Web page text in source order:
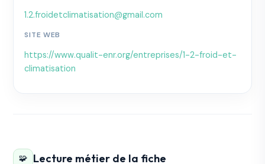
1.2.froidetclimatisation@gmail.com
SITE WEB
https://www.qualit-enr.org/entreprises/1-2-froid-et-
climatisation
🧩 Lecture métier de la fiche